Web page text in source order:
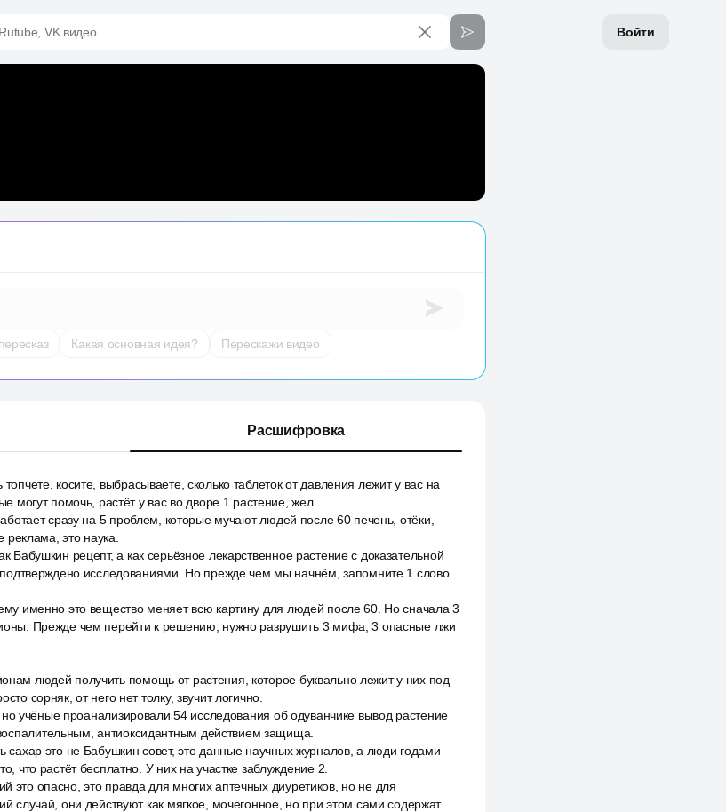
Войти
VK видео
Какая основная идея? Перескажи видео
Расшифровка
косите, выбрасываете, сколько таблеток от давления лежит у вас на
могут помочь, растёт у вас во дворе 1 растение, жел.
сразу на 5 проблем, которые мучают людей после 60 печень, отёки,
реклама, это наука.
Бабушкин рецепт, а как серьёзное лекарственное растение с доказательной
подтверждено исследованиями. Но прежде чем мы начнём, запомните 1 слово
именно это вещество меняет всю картину для людей после 60. Но сначала 3
Прежде чем перейти к решению, нужно разрушить 3 мифа, 3 опасные лжи
людей получить помощь от растения, которое буквально лежит у них под
сорняк, от него нет толку, звучит логично.
но учёные проанализировали 54 исследования об одуванчике вывод растение
антиоксидантным действием защища.
сахар это не Бабушкин совет, это данные научных журналов, а люди годами
что растёт бесплатно. У них на участке заблуждение 2.
это опасно, это правда для многих аптечных диуретиков, но не для
случай, они действуют как мягкое, мочегонное, но при этом сами содержат.